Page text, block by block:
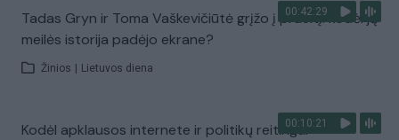
00:42:29
Tadas Gryn ir Toma Vaškevičiūtė grįžo į praeitį: kodėl jų
meilės istorija padėjo ekrane?
Žinios Lietuvos diena
00:10:21
Kodėl apklausos internete ir politikų reitingai